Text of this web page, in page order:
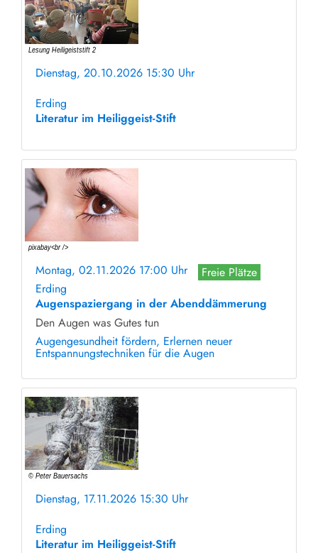
Dienstag, 20.10.2026 15:30 Uhr
Erding
Literatur im Heiliggeist-Stift
Montag, 02.11.2026 17:00 Uhr
Freie Plätze
Erding
Augenspaziergang in der Abenddämmerung
Den Augen was Gutes tun
Augengesundheit fördern, Erlernen neuer
Entspannungstechniken für die Augen
Dienstag, 17.11.2026 15:30 Uhr
Erding
Literatur im Heiliggeist-Stift